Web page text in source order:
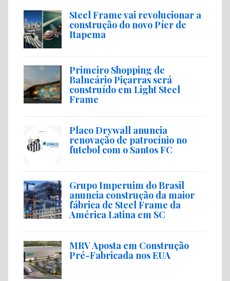
Steel Frame vai revolucionar a
construção do novo Píer de
Itapema
Primeiro Shopping de
Balneário Piçarras será
construído em Light Steel
Frame
Placo Drywall anuncia
renovação de patrocínio no
futebol com o Santos FC
Grupo Imperuim do Brasil
anuncia construção da maior
fábrica de Steel Frame da
América Latina em SC
MRV Aposta em Construção
Pré-Fabricada nos EUA